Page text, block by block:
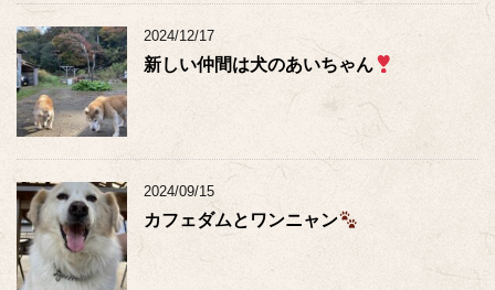
2024/12/17
新しい仲間は犬のあいちゃん
2024/09/15
カフェダムとワンニャン